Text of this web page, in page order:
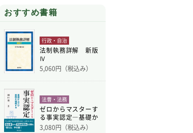
おすすめ書籍
行政・自治
法制執務詳解 新版
Ⅳ
5,060円（税込み）
法曹・法務
ゼロからマスターす
る事実認定―基礎か
ら学
3,080円（税込み）